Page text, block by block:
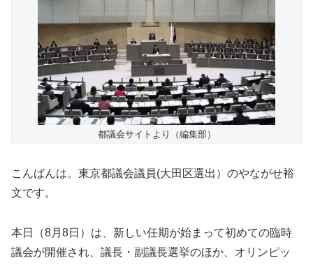
都議会サイトより（編集部）
こんばんは。東京都議会議員(大田区選出）のやながせ裕
文です。
本日（8月8日）は、新しい任期が始まって初めての臨時
議会が開催され、議長・副議長選挙のほか、オリンピッ